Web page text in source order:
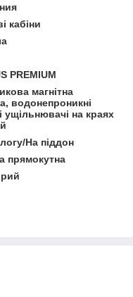
кабіни
PREMIUM
магнітна
водонепроникні
ущільнювачі на краях
На піддон
прямокутна